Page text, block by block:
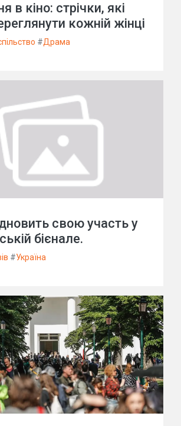
в кіно: стрічки, які
кожній жінці
#Драма
свою участь у
бієнале.
#Україна